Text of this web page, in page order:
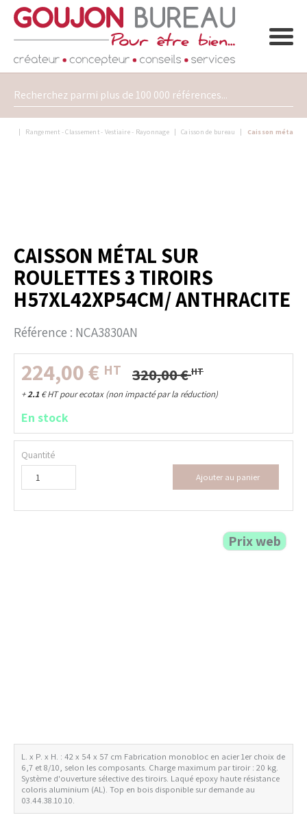
Rangement - Classement - Vestiaire - Rayonnage Caisson de bureau Caisson métal
Prix web
Avis de non-responsabilité concernant les couleurs
CAISSON MÉTAL SUR
ROULETTES 3 TIROIRS
H57XL42XP54CM/ ANTHRACITE
Référence : NCA3830AN
L. x P. x H. : 42 x 54 x 57 cm Fabrication monobloc en acier 1er choix de
6,7 et 8/10, selon les composants. Charge maximum par tiroir : 20 kg.
Système d'ouverture sélective des tiroirs. Laqué epoxy haute résistance
coloris aluminium (AL). Top en bois disponible sur demande au
03.44.38.10.10.
320,00€ HT
224,00€ HT
+2.1 €HT pour ecotax (non impacté par la réduction)
En stock
Quantité
Ajouter au panier